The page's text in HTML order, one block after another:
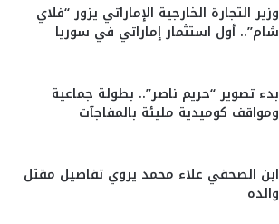
وزير التجارة الخارجية الإماراتي يزور “فلاي
شام”.. أول استثمار إماراتي في سوريا
بدء تصوير “حريم ناصر”.. بطولة جماعية
ومواقف كوميدية مليئة بالمفاجآت
ابن الصحفي علاء محمد يروي تفاصيل مقتل
والده